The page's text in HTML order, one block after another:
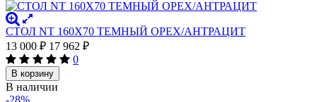
СТОЛ NT 160X70 ТЕМНЫЙ ОРЕХ/АНТРАЦИТ
13 000 ₽ 17 962 ₽
0
В корзину
В наличии
-28%